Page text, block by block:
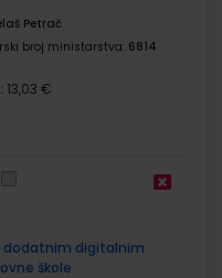
Petrač
broj ministarstva: 6814
13,03 €
s dodatnim digitalnim
škole